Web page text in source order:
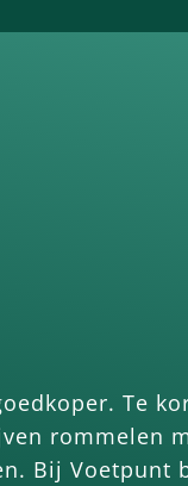
Te
rommelen
Bij Voetpunt